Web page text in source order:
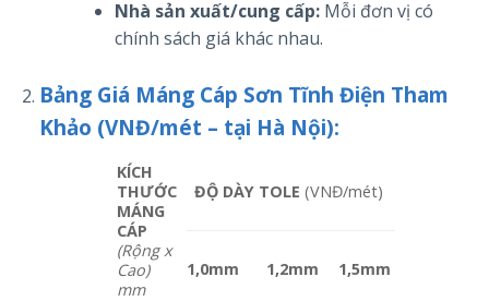
Nhà sản xuất/cung cấp:Mỗi đơn vị có
chính sách giá khác nhau.
Bảng Giá Máng Cáp Sơn Tĩnh Điện Tham
Khảo (VNĐ/mét – tại Hà Nội):
KÍCH
THƯỚC
MÁNG
CÁP
(Rộng x
Cao)
mm
ĐỘ DÀY TOLE (VNĐ/mét)
1,0mm 1,2mm 1,5mm